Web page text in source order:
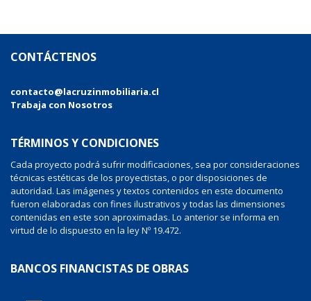
CONTÁCTENOS
contacto@lacruzinmobiliaria.cl
Trabaja con Nosotros
TÉRMINOS Y CONDICIONES
Cada proyecto podrá sufrir modificaciones, sea por consideraciones
técnicas estéticas de los proyectistas, o por disposiciones de
autoridad. Las imágenes y textos contenidos en este documento
fueron elaboradas con fines ilustrativos y todas las dimensiones
contenidas en este son aproximadas. Lo anterior se informa en
virtud de lo dispuesto en la ley Nº 19.472.
BANCOS FINANCISTAS DE OBRAS